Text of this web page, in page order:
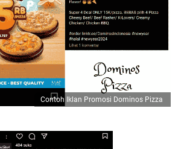
Contoh Iklan Promosi Dominos Pizza